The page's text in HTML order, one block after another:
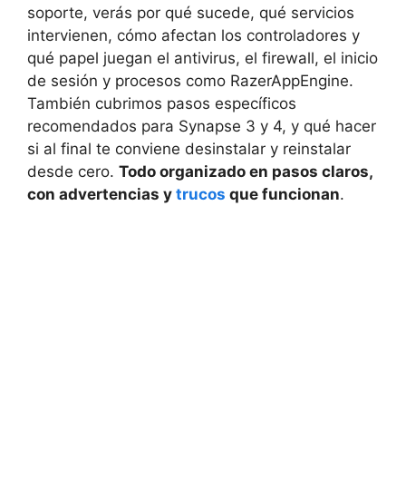
soporte, verás por qué sucede, qué servicios
intervienen, cómo afectan los controladores y
qué papel juegan el antivirus, el firewall, el inicio
de sesión y procesos como RazerAppEngine.
También cubrimos pasos específicos
recomendados para Synapse 3 y 4, y qué hacer
si al final te conviene desinstalar y reinstalar
desde cero. Todo organizado en pasos claros,
con advertencias y trucos que funcionan.